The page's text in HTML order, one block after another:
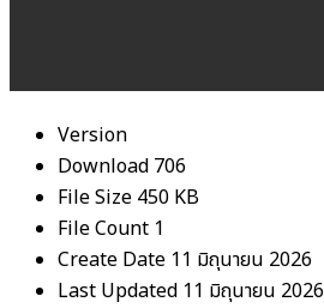
Version
Download 706
File Size 450 KB
File Count 1
Create Date 11 มิถุนายน 2026
Last Updated 11 มิถุนายน 2026